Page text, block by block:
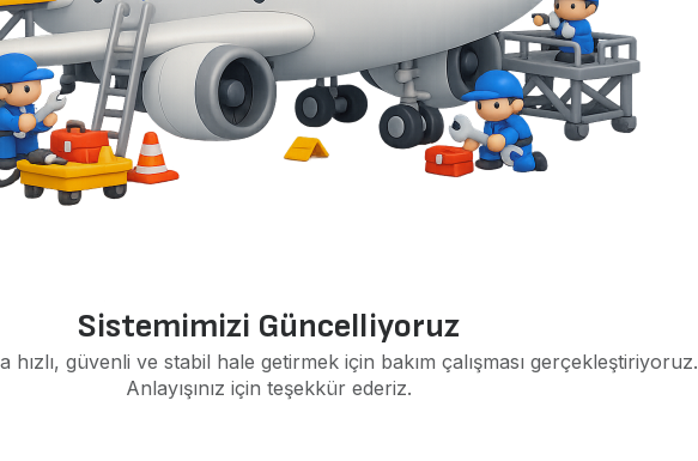
Sistemimizi Güncelliyoruz
hızlı, güvenli ve stabil hale getirmek için bakım çalışması gerçekleştiriyoruz.
Anlayışınız için teşekkür ederiz.